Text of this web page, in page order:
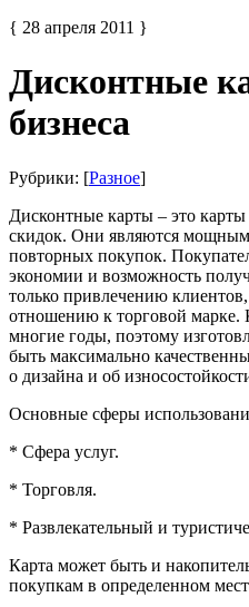
{ 28 апреля 2011 }
Дисконтные
бизнеса
Рубрики: [Разное]
Дисконтные карты – это
скидок. Они являются
повторных покупок.
экономии и возможность
только привлечению
отношению к торговой марке.
многие годы, поэтому
быть максимально
о дизайна и об
Основные сферы
* Сфера услуг.
* Торговля.
* Развлекательный и
Карта может быть и
покупкам в определенном